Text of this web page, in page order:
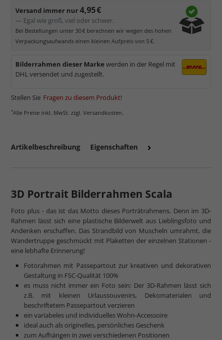
Versand immer nur4,95 €
— Egal wie groß, viel oder schwer.
Bei Bestellungen unter 30 € berechnen wir wegen des hohen
Verpackungsaufwands einen kleinen Aufpreis von 5 €.
Bilderrahmen dieser Marke werden in der Regel mit
DHL versendet und zugestellt.
Stellen Sie Fragen zu diesem Produkt!
*Alle Preise inkl. MwSt. zzgl. Versandkosten.
Artikelbeschreibung Eigenschaften
3D Portrait Bilderrahmen Scala
Foto plus - das ist das Motto dieses Porträtrahmens. Denn im 3D-
Rahmen lässt sich eine plastische Bilderwelt aus Lieblingsfoto und
Andenken erschaffen. Das Strandbild von Muscheln umrahmt, die
Wandertruppe geschmückt mit Plaketten der einzelnen Stationen -
eine lebhafte Erinnerung!
Fotorahmen mit Passepartout zur kreativen und dekorativen
Gestaltung in FSC-Qualität 100%
es muss nicht immer ein Foto sein: Der 3D-Rahmen lässt sich
z.B. mit kleinen Urlaussouvenirs, Dekomaterialen und
beschriftetem Passepartout verzieren
ein variabeles und individuelles Wohn-Accessoire
ideal auch als originelles, persönliches Geschenk
zum Aufhängen in zwei verschiedenen Positionen